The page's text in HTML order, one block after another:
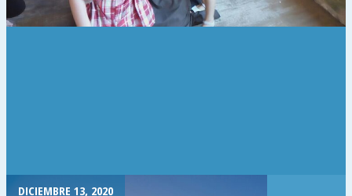
DICIEMBRE 13, 2020